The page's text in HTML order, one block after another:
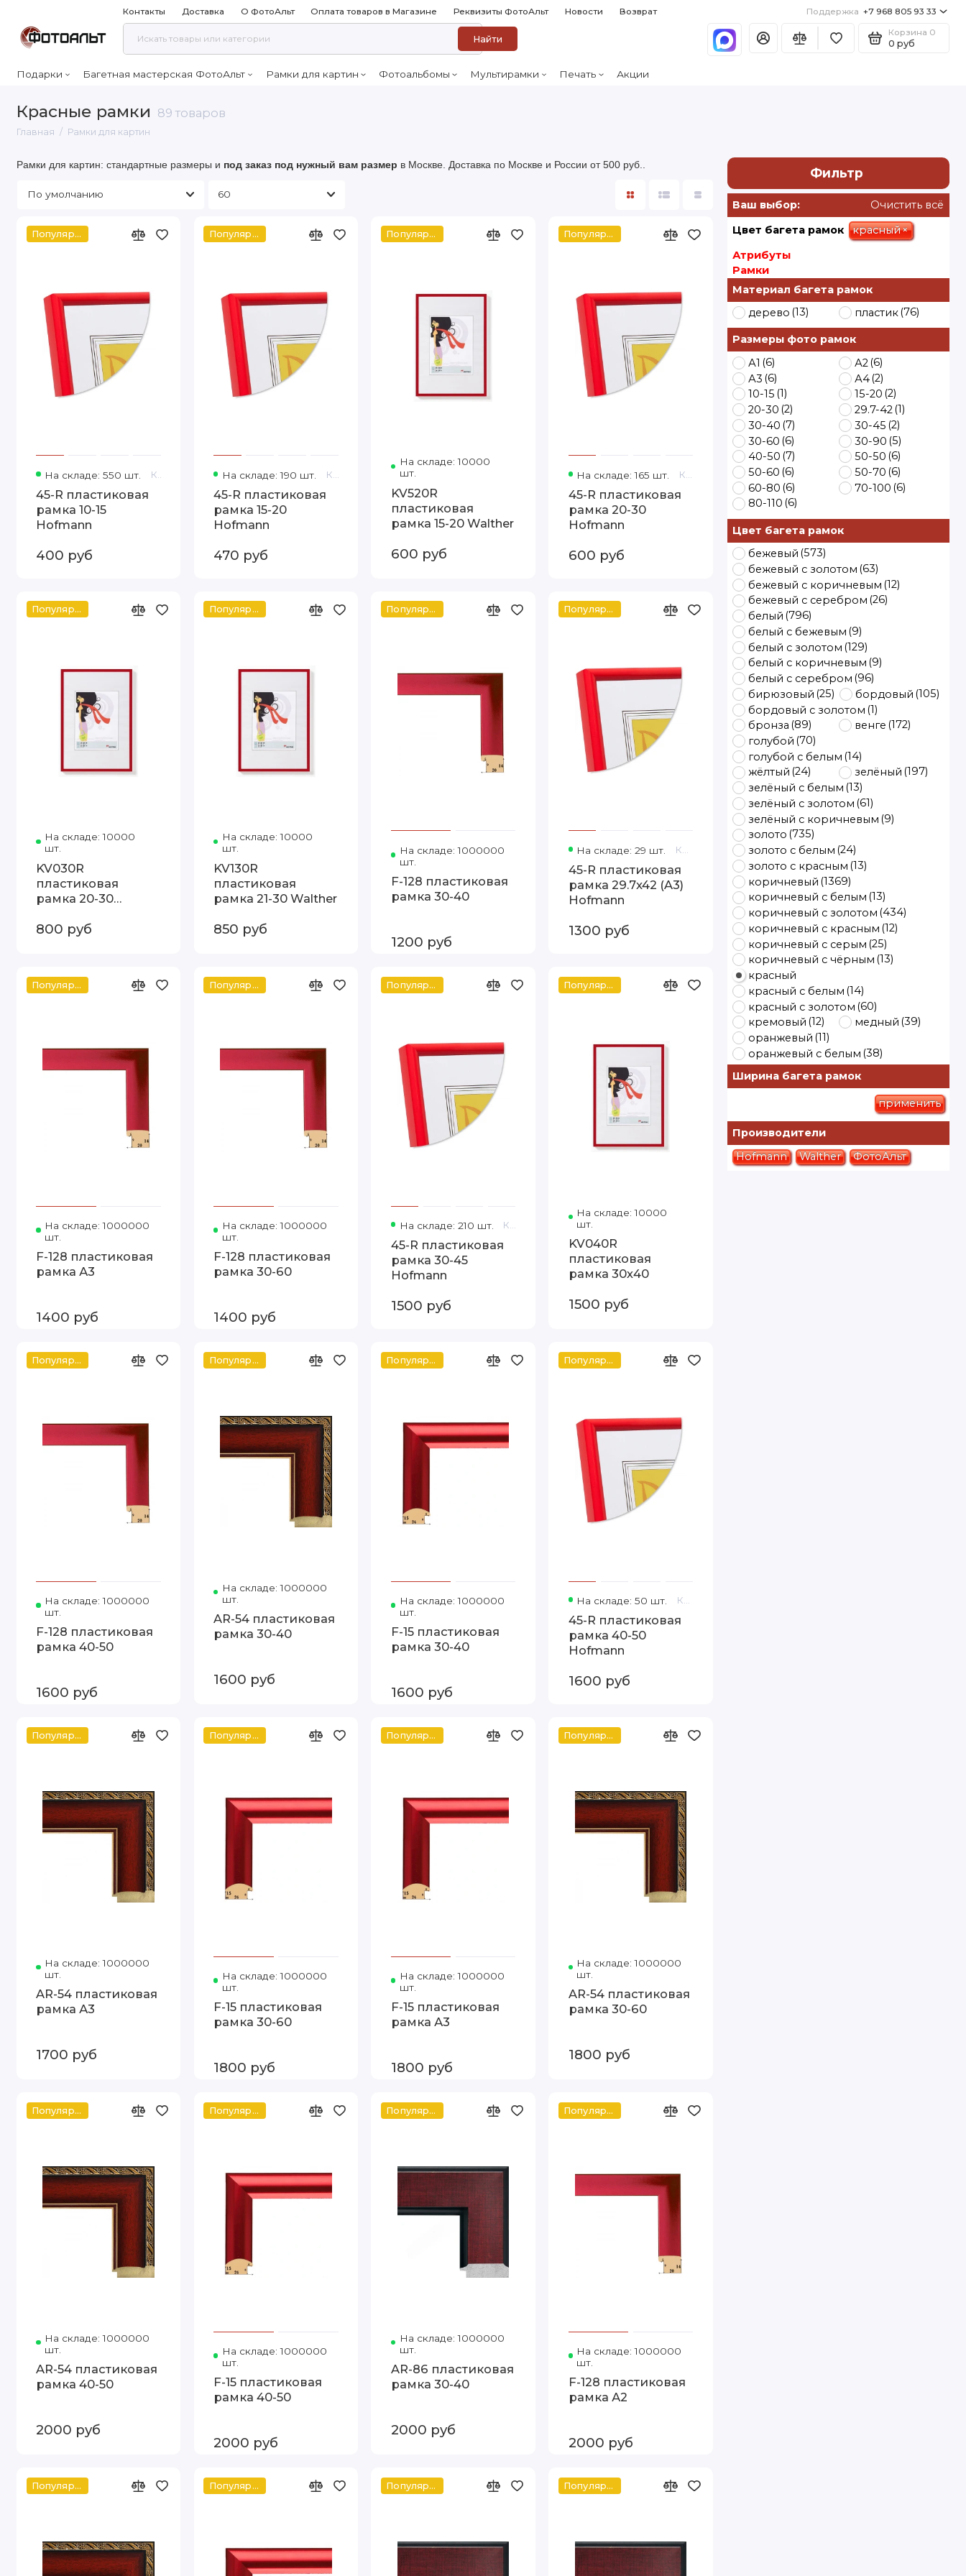
Контакты Доставка О ФотоАльт Оплата товаров в Магазине Реквизиты ФотоАльт Новости Возврат Поддержка +7 968 805 93 33
Найти
Корзина 0
0 руб
Подарки Багетная мастерская ФотоАльт Рамки для картин Фотоальбомы Мультирамки Печать Акции
Красные рамки 89 товаров
Главная Рамки для картин
Рамки для картин: стандартные размеры и под заказ под нужный вам размер в Москве. Доставка по Москве и России от 500 руб..
Популярное
На складе: 550 шт.
45-R пластиковая
рамка 10-15
Hofmann
400 руб
Популярное
На складе: 190 шт.
45-R пластиковая
рамка 15-20
Hofmann
470 руб
Популярное
На складе: 10000
шт.
KV520R
пластиковая
рамка 15-20 Walther
600 руб
Популярное
На складе: 165 шт.
45-R пластиковая
рамка 20-30
Hofmann
600 руб
Популярное
На складе: 10000
шт.
Код товара: KV030R 20-30 Walther
KV030R
пластиковая
рамка 20-30
800 руб
Популярное
На складе: 10000
шт.
KV130R
пластиковая
рамка 21-30 Walther
850 руб
Популярное
На складе: 1000000
шт.
Код товара: Т.2016-14 30-40 FIA
F-128 пластиковая
рамка 30-40
1200 руб
Популярное
На складе: 29 шт.
45-R пластиковая
рамка 29.7x42 (A3)
Hofmann
1300 руб
Популярное
На складе: 1000000
шт.
Код товара: Т.2016-14 А3 FIA
F-128 пластиковая
рамка А3
1400 руб
Популярное
На складе: 1000000
шт.
Код товара: Т.2016-14 30-60 FIA
F-128 пластиковая
рамка 30-60
1400 руб
Популярное
На складе: 210 шт.
45-R пластиковая
рамка 30-45
Hofmann
1500 руб
Популярное
На складе: 10000
шт.
KV040R
пластиковая
рамка 30х40
1500 руб
Популярное
На складе: 1000000
шт.
Код товара: Т.2016-14 40-50 FIA
F-128 пластиковая
рамка 40-50
1600 руб
Популярное
На складе: 1000000
шт.
AR-54 пластиковая
рамка 30-40
1600 руб
Популярное
На складе: 1000000
шт.
Код товара: Т.2415-14-79 30-40 FIA
F-15 пластиковая
рамка 30-40
1600 руб
Популярное
На складе: 50 шт.
45-R пластиковая
рамка 40-50
Hofmann
1600 руб
Популярное
На складе: 1000000
шт.
AR-54 пластиковая
рамка А3
1700 руб
Популярное
На складе: 1000000
шт.
Код товара: Т.2415-14-79 30-60 FIA
F-15 пластиковая
рамка 30-60
1800 руб
Популярное
На складе: 1000000
шт.
Код товара: Т.2415-14-79 А3 FIA
F-15 пластиковая
рамка А3
1800 руб
Популярное
На складе: 1000000
шт.
AR-54 пластиковая
рамка 30-60
1800 руб
Популярное
На складе: 1000000
шт.
AR-54 пластиковая
рамка 40-50
2000 руб
Популярное
На складе: 1000000
шт.
Код товара: Т.2415-14-79 40-50 FIA
F-15 пластиковая
рамка 40-50
2000 руб
Популярное
На складе: 1000000
шт.
AR-86 пластиковая
рамка 30-40
2000 руб
Популярное
На складе: 1000000
шт.
F-128 пластиковая
рамка А2
2000 руб
Популярное Популярное Популярное Популярное
Фильтр
Ваш выбор:
Очистить всё
Цвет багета рамок
красный×
Атрибуты
Рамки
Материал багета рамок
дерево (13) пластик (76)
Размеры фото рамок
А1 (6) А2 (6)
А3 (6) А4 (2)
10-15 (1) 15-20 (2)
20-30 (2) 29.7-42 (1)
30-40 (7) 30-45 (2)
30-60 (6) 30-90 (5)
40-50 (7) 50-50 (6)
50-60 (6) 50-70 (6)
60-80 (6) 70-100 (6)
80-110 (6)
Цвет багета рамок
бежевый (573)
бежевый с золотом (63)
бежевый с коричневым (12)
бежевый с серебром (26)
белый (796)
белый с бежевым (9)
белый с золотом (129)
белый с коричневым (9)
белый с серебром (96)
бирюзовый (25) бордовый (105)
бордовый с золотом (1)
бронза (89) венге (172)
голубой (70)
голубой с белым (14)
жёлтый (24) зелёный (197)
зелёный с белым (13)
зелёный с золотом (61)
зелёный с коричневым (9)
золото (735)
золото с белым (24)
золото с красным (13)
коричневый (1369)
коричневый с белым (13)
коричневый с золотом (434)
коричневый с красным (12)
коричневый с серым (25)
коричневый с чёрным (13)
красный
красный с белым (14)
красный с золотом (60)
кремовый (12) медный (39)
оранжевый (11)
оранжевый с белым (38)
розовый(98)
розовый с белым
(25)
(13)
(12)
светло коричневый
светло серый(9)
светлое дерево(3)
Ширина багета рамок
применить
Производители
Hofmann
Walther ФотоАльт